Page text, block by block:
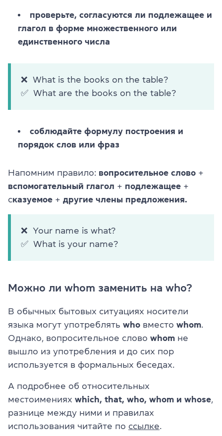
проверьте, согласуются ли подлежащее и
глагол в форме множественного или
единственного числа
❌ What is the books on the table?
✅ What are the books on the table?
соблюдайте формулу построения и
порядок слов или фраз
Напомним правило: вопросительное слово +
вспомогательный глагол + подлежащее +
сказуемое + другие члены предложения.
❌ Your name is what?
✅ What is your name?
Можно ли whom заменить на who?
В обычных бытовых ситуациях носители
языка могут употреблять who вместо whom.
Однако, вопросительное слово whom не
вышло из употребления и до сих пор
используется в формальных беседах.
А подробнее об относительных
местоимениях which, that, who, whom и whose,
разнице между ними и правилах
использования читайте по ссылке.